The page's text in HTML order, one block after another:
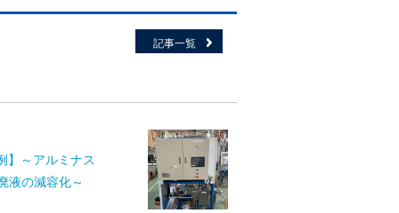
記事一覧
】～アルミナス
液の減容化～